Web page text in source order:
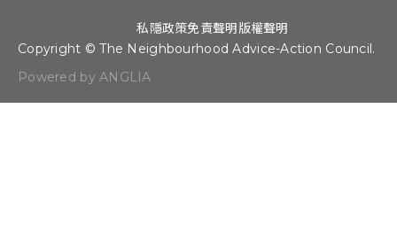
Copyright © The Neighbourhood Advice-Action Council.
Powered by ANGLIA
私隱政策免責聲明 版權聲明